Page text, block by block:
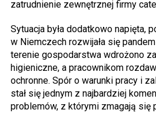
zatrudnienie zewnętrznej firmy
Sytuacja była dodatkowo napięta,
w Niemczech rozwijała się
terenie gospodarstwa wdrożono
higieniczne, a pracownikom
ochronne. Spór o warunki pracy i
stał się jednym z najbardziej
problemów, z którymi zmagają się